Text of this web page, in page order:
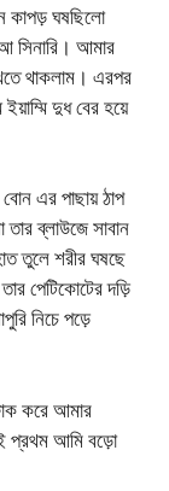
কাপড় ঘষছিলো
সিনারি। আমার
থাকলাম। এরপর
দুধ বের হয়ে
এর পাছায় ঠাপ
ব্লাউজে সাবান
তুলে শরীর ঘষছে
পেটিকোটের দড়ি
নিচে পড়ে
করে আমার
প্রথম আমি বড়ো